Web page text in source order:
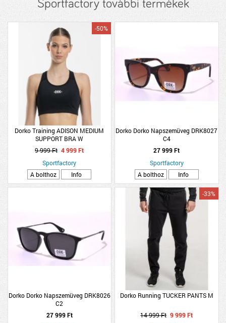
Sportfactory további termékek
Dorko Training ADISON MEDIUM
SUPPORT BRA W
-50%
9 999 Ft 4 999 Ft
Sportfactory
A bolthoz
Info
Dorko Dorko Napszemüveg DRK8027
C4
27 999 Ft
Sportfactory
A bolthoz
Info
Dorko Dorko Napszemüveg DRK8026
C2
27 999 Ft
Dorko Running TUCKER PANTS M
-33%
14 999 Ft 9 999 Ft